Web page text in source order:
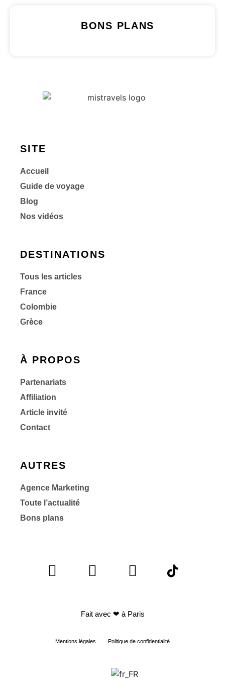
BONS PLANS
SITE
Accueil
Guide de voyage
Blog
Nos vidéos
DESTINATIONS
Tous les articles
France
Colombie
Grèce
À PROPOS
Partenariats
Affiliation
Article invité
Contact
AUTRES
Agence Marketing
Toute l’actualité
Bons plans
Fait avec ❤ à Paris
Mentions légales Politique de confidentialité